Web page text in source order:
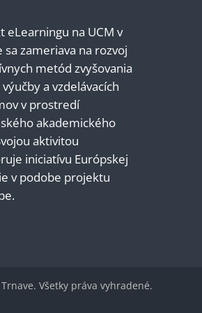
eLearningu na UCM v
sa zameriava na rozvoj
metód zvyšovania
a vzdelávacích
v prostredí
akademického
aktivitou
iniciatívu Európskej
v podobe projektu
Všetky práva vyhradené.